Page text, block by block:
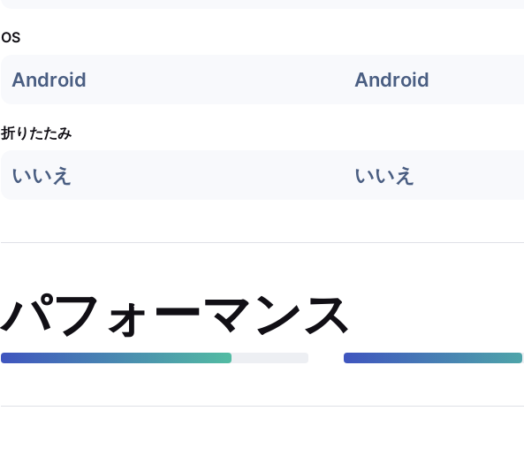
OS
Android Android
折りたたみ
いいえ いいえ
パフォーマンス